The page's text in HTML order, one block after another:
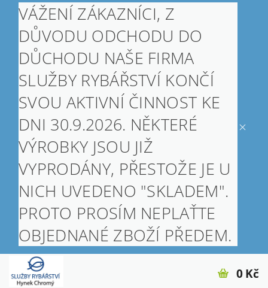
VÁŽENÍ ZÁKAZNÍCI, Z
DŮVODU ODCHODU DO
DŮCHODU NAŠE FIRMA
SLUŽBY RYBÁŘSTVÍ KONČÍ
SVOU AKTIVNÍ ČINNOST KE
DNI 30.9.2026. NĚKTERÉ
VÝROBKY JSOU JIŽ
VYPRODÁNY, PŘESTOŽE JE U
NICH UVEDENO "SKLADEM".
PROTO PROSÍM NEPLAŤTE
OBJEDNANÉ ZBOŽÍ PŘEDEM.
0 Kč